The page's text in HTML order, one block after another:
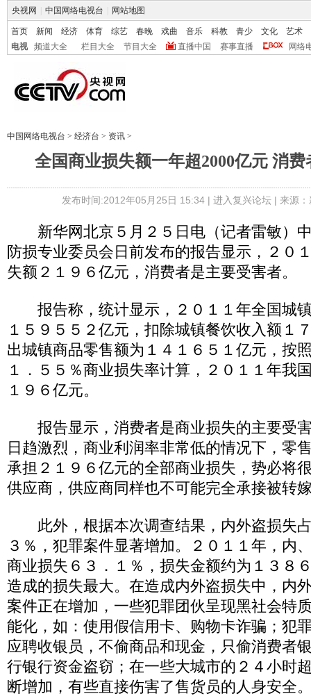
央视网 中国网络电视台 网站地图
首页 新闻 经济 体育 综艺 春晚 戏曲 音乐 科教 青少 文化
艺术
电视
频道大全 栏目大全 节目大全 直播中国 赛事直播 网络
中国网络电视台 > 经济台 > 资讯 >
全国商业损失额一年超2000亿元 消
发布时间:2012年05月25日 15:34 | 进入复兴论坛| 来源
新华网北京５月２５日电（记者雷敏）
防损专业委员会日前发布的报告显示，２０
失额２１９６亿元，消费者是主要受害者。
报告称，统计显示，２０１１年全国城
１５９５５２亿元，扣除城镇餐饮收入额１
出城镇商品零售额为１４１６５１亿元，按
１．５５％商业损失率计算，２０１１年我
１９６亿元。
报告显示，消费者是商业损失的主要受
日趋激烈，商业利润率非常低的情况下，零
承担２１９６亿元的全部商业损失，势必将
供应商，供应商同样也不可能完全承接被转
此外，根据本次调查结果，内外盗损失
３％，犯罪案件显著增加。２０１１年，内
商业损失６３．１％，损失金额约为１３８
造成的损失最大。在造成内外盗损失中，内
案件正在增加，一些犯罪团伙呈现黑社会特
能化，如：使用假信用卡、购物卡诈骗；犯
应聘收银员，不偷商品和现金，只偷消费者
行银行资金盗窃；在一些大城市的２４小时
断增加，有些直接伤害了售货员的人身安全